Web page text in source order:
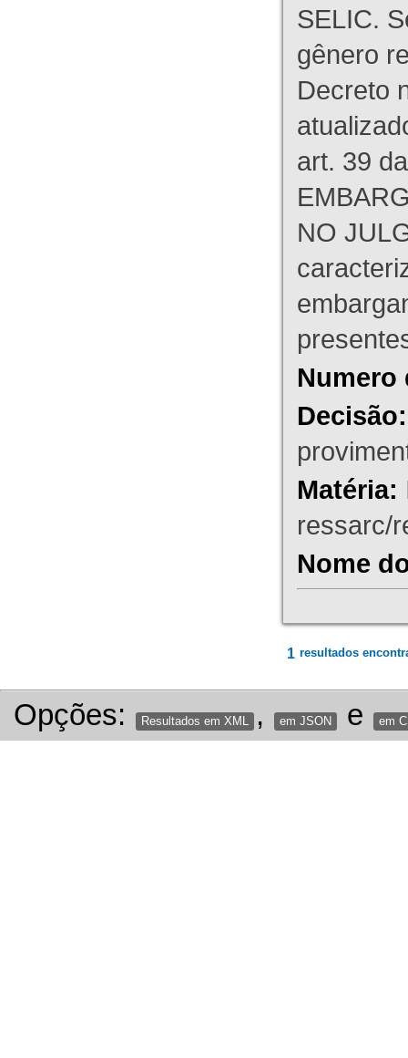
SELIC.
gênero
Decreto
art. 39
NO
Numero
Decisão:
Matéria:
ressarc/
Nome
1 resultados
Opções: Resultados em XML , em JSON e em